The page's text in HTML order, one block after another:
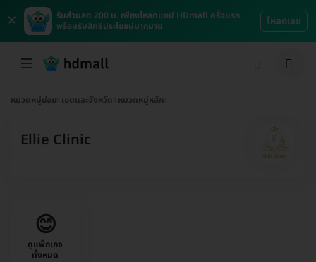
×
รับส่วนลด 200 บ. เพียงโหลดแอป HDmall ครั้งแรก
พร้อมรับสิทธิประโยชน์มากมาย
โหลดเลย
หมวดหมู่ย่อย เขตและจังหวัด หมวดหมู่หลัก
Ellie Clinic
😊
ดูแพ็กเกจ
ทั้งหมด